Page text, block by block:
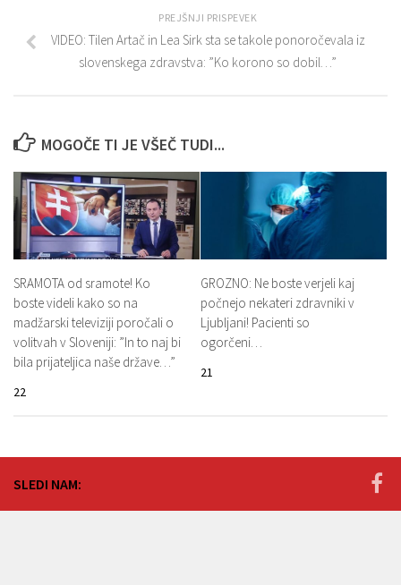
PREJŠNJI PRISPEVEK
VIDEO: Tilen Artač in Lea Sirk sta se takole ponoročevala iz
slovenskega zdravstva: ”Ko korono so dobil…”
MOGOČE TI JE VŠEČ TUDI...
SRAMOTA od sramote! Ko
boste videli kako so na
madžarski televiziji poročali o
volitvah v Sloveniji: ”In to naj bi
bila prijateljica naše države…”
22
GROZNO: Ne boste verjeli kaj
počnejo nekateri zdravniki v
Ljubljani! Pacienti so
ogorčeni…
21
SLEDI NAM: